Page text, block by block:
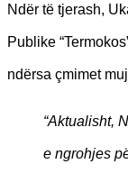
Ndër të tjerash,
Publike
ndërsa çmimet
“Aktualisht,
e ngrohjes